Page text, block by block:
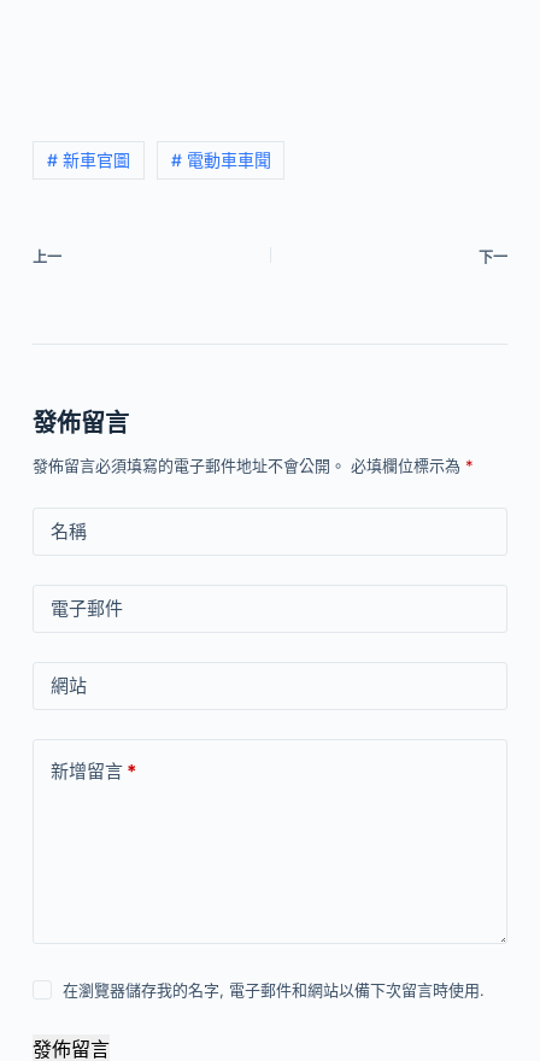
# 新車官圖 # 電動車車聞
上一 下一
發佈留言
發佈留言必須填寫的電子郵件地址不會公開。 必填欄位標示為 *
名稱
電子郵件
網站
新增留言*
在瀏覽器儲存我的名字, 電子郵件和網站以備下次留言時使用.
發佈留言